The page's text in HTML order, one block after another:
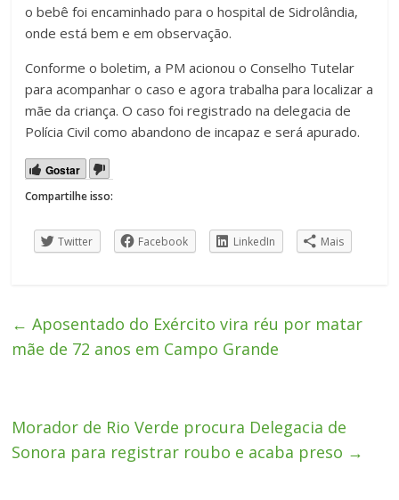
o bebê foi encaminhado para o hospital de Sidrolândia,
onde está bem e em observação.
Conforme o boletim, a PM acionou o Conselho Tutelar
para acompanhar o caso e agora trabalha para localizar a
mãe da criança. O caso foi registrado na delegacia de
Polícia Civil como abandono de incapaz e será apurado.
Gostar
Compartilhe isso:
Twitter Facebook LinkedIn Mais
← Aposentado do Exército vira réu por matar
mãe de 72 anos em Campo Grande
Morador de Rio Verde procura Delegacia de
Sonora para registrar roubo e acaba preso →